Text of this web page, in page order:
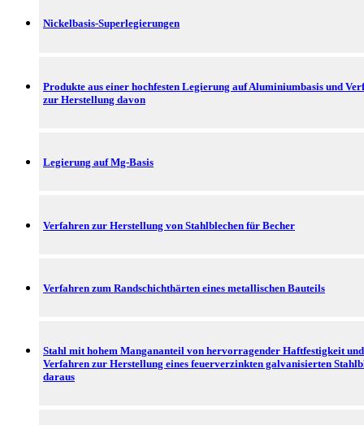
Nickelbasis-Superlegierungen
Produkte aus einer hochfesten Legierung auf Aluminiumbasis und
zur Herstellung davon
Legierung auf Mg-Basis
Verfahren zur Herstellung von Stahlblechen für Becher
Verfahren zum Randschichthärten eines metallischen Bauteils
Stahl mit hohem Mangananteil von hervorragender Haftfestigkeit und
Verfahren zur Herstellung eines feuerverzinkten galvanisierten
daraus